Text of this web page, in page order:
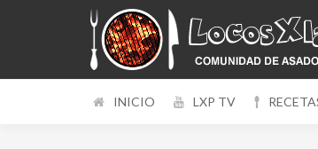
INICIO LXP TV